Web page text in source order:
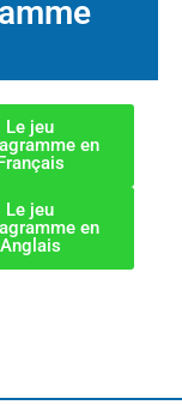
Le jeu
en
Le jeu
en
Anglais